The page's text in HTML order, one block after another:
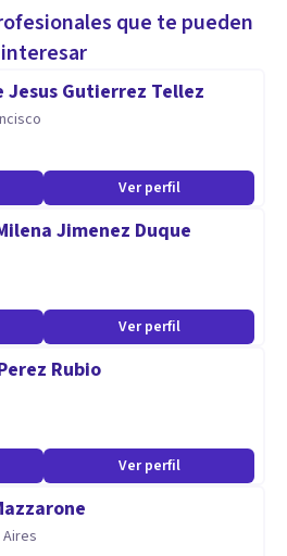
que te pueden
interesar
Jesus Gutierrez Tellez
Ver perfil
Jimenez Duque
Ver perfil
Rubio
Ver perfil